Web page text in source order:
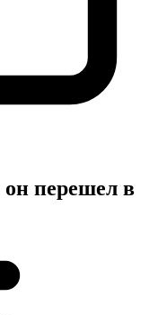
он перешел в